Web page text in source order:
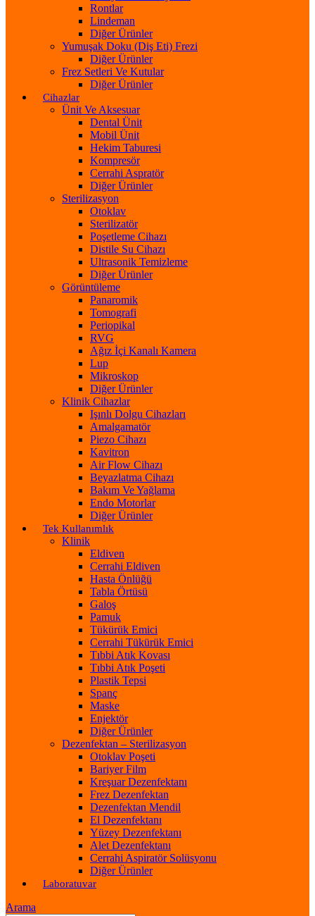
Rontlar
Lindeman
Diğer Ürünler
Yumuşak Doku (Diş Eti) Frezi
Diğer Ürünler
Frez Setleri Ve Kutular
Diğer Ürünler
Cihazlar
Ünit Ve Aksesuar
Dental Ünit
Mobil Ünit
Hekim Taburesi
Kompresör
Cerrahi Aspratör
Diğer Ürünler
Sterilizasyon
Otoklav
Sterilizatör
Poşetleme Cihazı
Distile Su Cihazı
Ultrasonik Temizleme
Diğer Ürünler
Görüntüleme
Panaromik
Tomografi
Periopikal
RVG
Ağız İçi Kanalı Kamera
Lup
Mikroskop
Diğer Ürünler
Klinik Cihazlar
Işınlı Dolgu Cihazları
Amalgamatör
Piezo Cihazı
Kavitron
Air Flow Cihazı
Beyazlatma Cihazı
Bakım Ve Yağlama
Endo Motorlar
Diğer Ürünler
Tek Kullanımlık
Klinik
Eldiven
Cerrahi Eldiven
Hasta Önlüğü
Tabla Örtüsü
Galoş
Pamuk
Tükürük Emici
Cerrahi Tükürük Emici
Tıbbi Atık Kovası
Tıbbi Atık Poşeti
Plastik Tepsi
Spanç
Maske
Enjektör
Diğer Ürünler
Dezenfektan – Sterilizasyon
Otoklav Poşeti
Bariyer Film
Kreşuar Dezenfektanı
Frez Dezenfektan
Dezenfektan Mendil
El Dezenfektanı
Yüzey Dezenfektanı
Alet Dezenfektanı
Cerrahi Aspiratör Solüsyonu
Diğer Ürünler
Laboratuvar
Arama